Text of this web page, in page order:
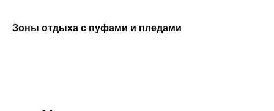
Зоны отдыха с пуфами и пледами